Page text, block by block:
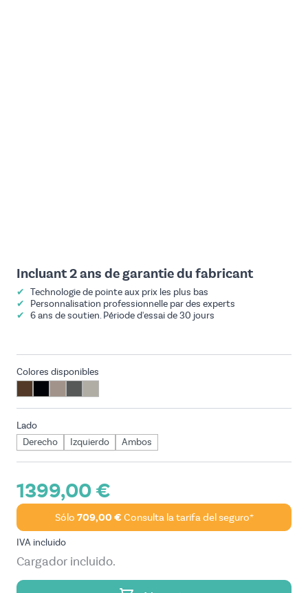
Incluant 2 ans de garantie du fabricant
✔ Technologie de pointe aux prix les plus bas
✔
Personnalisation professionnelle par des experts
✔ 6 ans de soutien. Période d'essai de 30 jours
Colores disponibles
Lado
Derecho
Izquierdo Ambos
1399,00 €
Sólo 709,00 € Consulta la tarifa del seguro*
IVA incluido
Cargador incluido.